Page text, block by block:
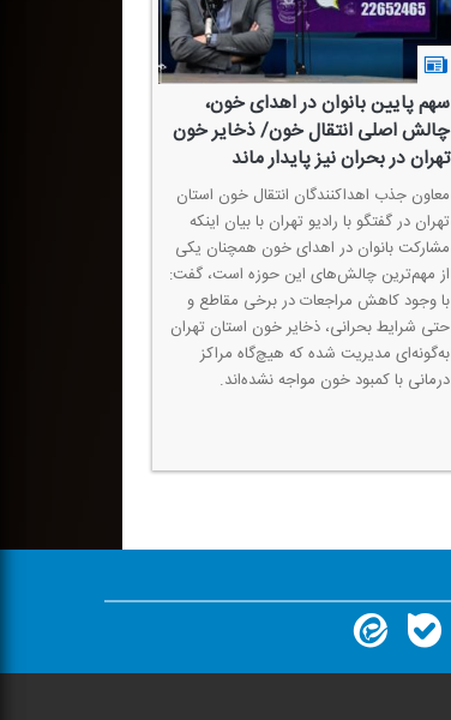
سهم پایین بانوان در اهدای خون،
چالش اصلی انتقال خون/ ذخایر خون
تهران در بحران نیز پایدار ماند
معاون جذب اهداكنندگان انتقال خون استان
تهران در گفتگو با رادیو تهران با بیان اینكه
مشاركت بانوان در اهدای خون همچنان یكی
از مهم‌ترین چالش‌های این حوزه است، گفت:
با وجود كاهش مراجعات در برخی مقاطع و
حتی شرایط بحرانی، ذخایر خون استان تهران
به‌گونه‌ای مدیریت شده كه هیچ‌گاه مراكز
درمانی با كمبود خون مواجه نشده‌اند.